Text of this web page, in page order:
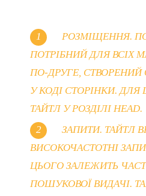
РОЗМІЩЕННЯ.
ПОТРІБНИЙ ДЛЯ ВСІХ
ПО-ДРУГЕ,
У КОДІ СТОРІНКИ.
ТАЙТЛ У РОЗДІЛІ HEAD.
ЗАПИТИ. ТАЙТЛ
ВИСОКОЧАСТОТНІ
ЦЬОГО ЗАЛЕЖИТЬ
ПОШУКОВОЇ ВИДАЧІ.